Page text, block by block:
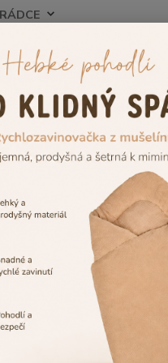
Hledat
Dětská pyžama pro
holky 👧🌙
holky z kvalitní
, ve kterém se bude
krásná
pyžama pro holky
jsou vhodná pro
s důrazem na
na dotek, dobře odvádí